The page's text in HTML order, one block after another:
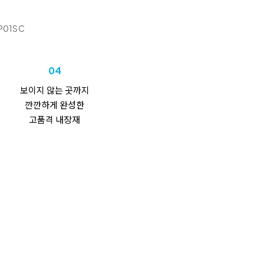
04
보이지 않는 곳까지
깐깐하게 완성한
고품격 내장재